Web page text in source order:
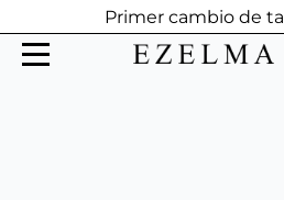
Primer cambio de